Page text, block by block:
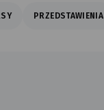
PRZEDSTAWIENIA